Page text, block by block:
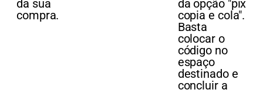
da sua
compra.
da opção "pix
copia e cola".
Basta
colocar o
código no
espaço
destinado e
concluir a